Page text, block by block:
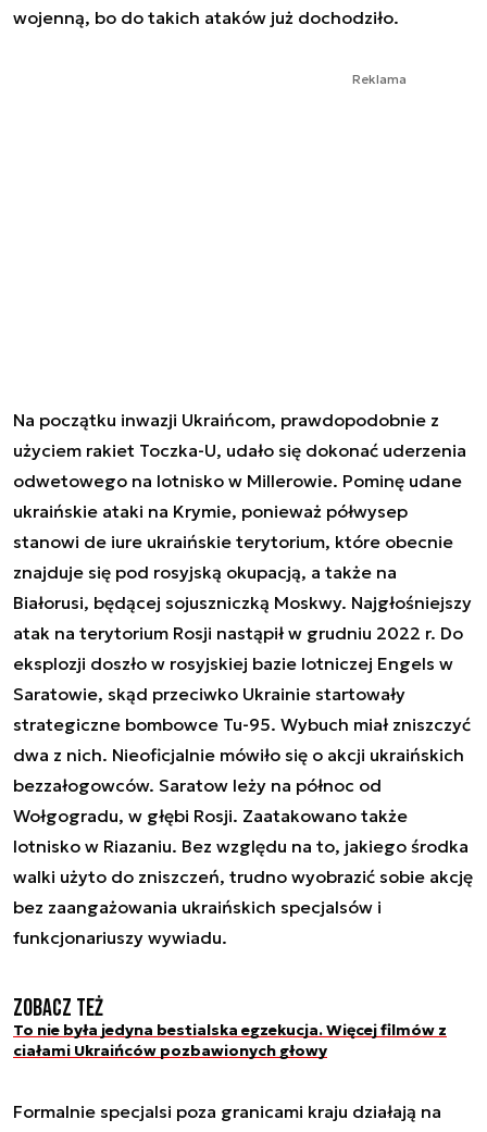
wojenną, bo do takich ataków już dochodziło.
Reklama
Na początku inwazji Ukraińcom, prawdopodobnie z
użyciem rakiet Toczka-U, udało się dokonać uderzenia
odwetowego na lotnisko w Millerowie. Pominę udane
ukraińskie ataki na Krymie, ponieważ półwysep
stanowi de iure ukraińskie terytorium, które obecnie
znajduje się pod rosyjską okupacją, a także na
Białorusi, będącej sojuszniczką Moskwy. Najgłośniejszy
atak na terytorium Rosji nastąpił w grudniu 2022 r. Do
eksplozji doszło w rosyjskiej bazie lotniczej Engels w
Saratowie, skąd przeciwko Ukrainie startowały
strategiczne bombowce Tu-95. Wybuch miał zniszczyć
dwa z nich. Nieoficjalnie mówiło się o akcji ukraińskich
bezzałogowców. Saratow leży na północ od
Wołgogradu, w głębi Rosji. Zaatakowano także
lotnisko w Riazaniu. Bez względu na to, jakiego środka
walki użyto do zniszczeń, trudno wyobrazić sobie akcję
bez zaangażowania ukraińskich specjalsów i
funkcjonariuszy wywiadu.
Zobacz też
To nie była jedyna bestialska egzekucja. Więcej filmów z
ciałami Ukraińców pozbawionych głowy
Formalnie specjalsi poza granicami kraju działają na